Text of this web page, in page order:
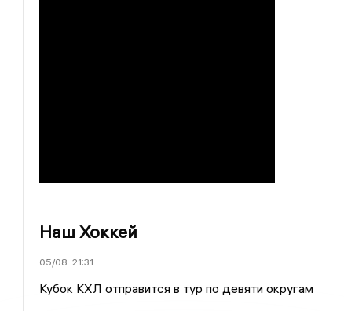
Наш Хоккей
05/08 21:31
Кубок КХЛ отправится в тур по девяти округам